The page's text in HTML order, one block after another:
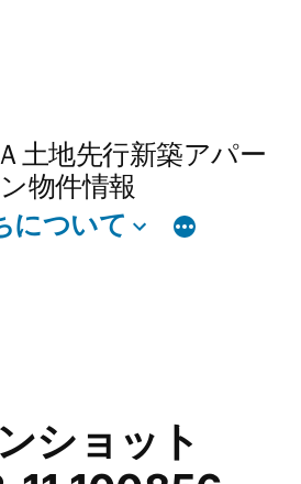
土地先行新築アパー
物件情報
について
ショット